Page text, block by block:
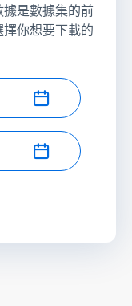
是數據集的前
你想要下載的